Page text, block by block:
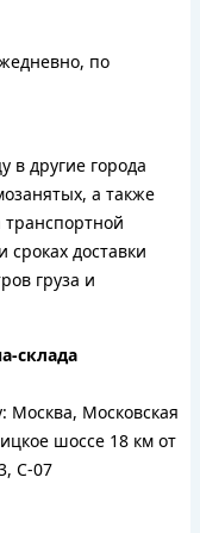
по
в другие города
а также
доставки
груза и
склада
Москва, Московская
шоссе 18 км от
С-07